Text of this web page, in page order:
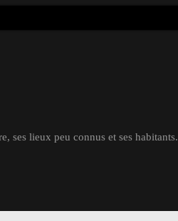
ses lieux peu connus et ses habitants.